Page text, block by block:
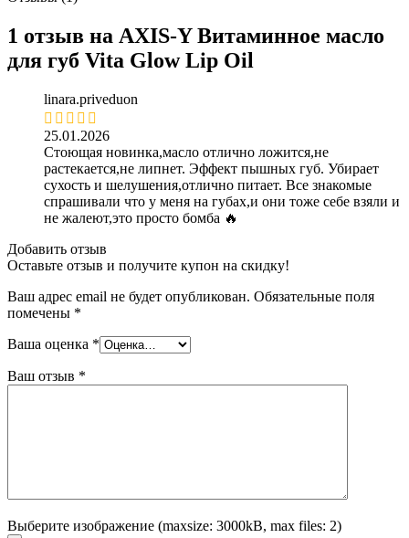
1 отзыв на AXIS-Y Витаминное масло
для губ Vita Glow Lip Oil
linara.priveduon
25.01.2026
Стоющая новинка,масло отлично ложится,не
растекается,не липнет. Эффект пышных губ. Убирает
сухость и шелушения,отлично питает. Все знакомые
спрашивали что у меня на губах,и они тоже себе взяли и
не жалеют,это просто бомба 🔥
Добавить отзыв
Оставьте отзыв и получите купон на скидку!
Ваш адрес email не будет опубликован. Обязательные поля
помечены *
Ваша оценка *
Ваш отзыв *
Выберите изображение (maxsize: 3000kB, max files: 2)